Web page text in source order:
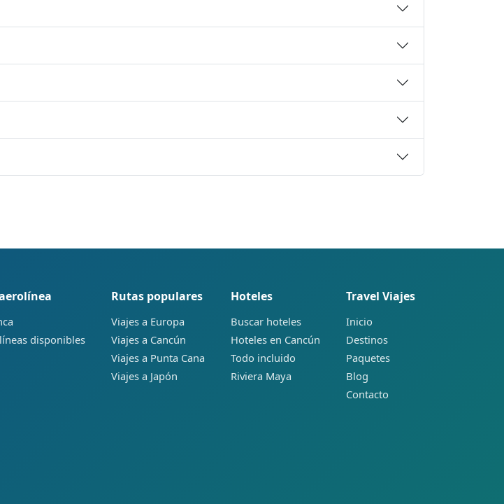
disponibles
Rutas populares
Viajes a Europa
Viajes a Cancún
Viajes a Punta Cana
Viajes a Japón
Hoteles
Buscar hoteles
Hoteles en Cancún
Todo incluido
Riviera Maya
Travel Viajes
Inicio
Destinos
Paquetes
Blog
Contacto